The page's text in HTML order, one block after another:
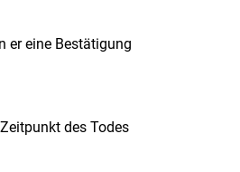
er eine Bestätigung
des Todes